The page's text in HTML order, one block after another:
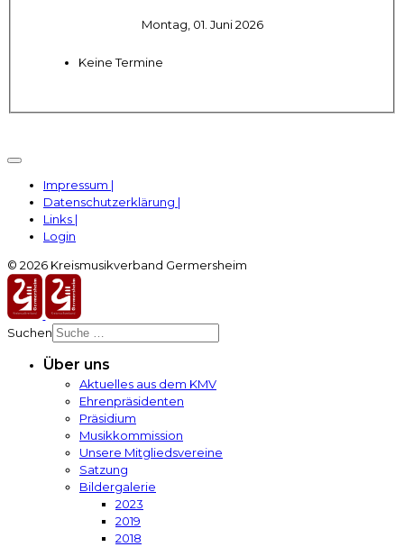
Montag, 01. Juni 2026
Keine Termine
Impressum |
Datenschutzerklärung |
Links |
Login
© 2026 Kreismusikverband Germersheim
Suchen
Über uns
Aktuelles aus dem KMV
Ehrenpräsidenten
Präsidium
Musikkommission
Unsere Mitgliedsvereine
Satzung
Bildergalerie
2023
2019
2018